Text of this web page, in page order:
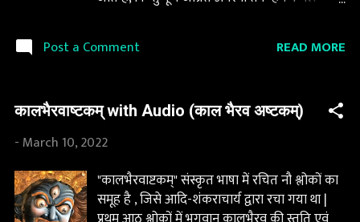
सदैव स्वप्न अर...
है, किन्तु यही ज्ञान हमें उस बंधन से मुक्त कर के पूर्ण
हमारे अंतर्मन, आत्मा व् चेतना का जागरण है | हमारा
ज्ञान हमें केवल भौतिक जगत का बोध नहीं कराता,
ज्ञान हमें स्वयं को पहचानने का अवसर भी देता है |
हमारा सारा ज्ञान हमारी इन्द्रियों द्वारा एकत्र किया गया
होता है, इन्द्रियां हमें बहुत कुछ देखने और समझने में
मदद करती हैं, किन्तु उनकी भी एक सीमा होती है |
Post a Comment READ MORE
कालभैरवाष्टकम् with Audio (काल भैरव अष्टकम्)
- March 10, 2022
"कालभैरवाष्टकम्" संस्कृत भाषा में रचित नौ श्लोकों का
समूह है , जिसे आदि-शंकराचार्य द्वारा रचा गया था |